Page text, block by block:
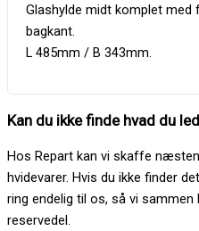
Glashylde midt komplet med
bagkant.
L 485mm / B 343mm.
Kan du ikke finde hvad du
Hos Repart kan vi skaffe
hvidevarer. Hvis du ikke finder
ring endelig til os, så vi
reservedel.